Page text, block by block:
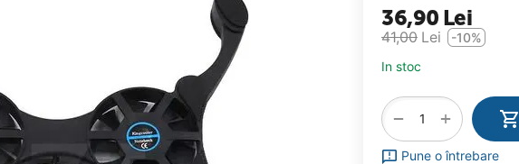
36,90 Lei
41,00 Lei
-10%
In stoc
+
−
Pune o întrebare